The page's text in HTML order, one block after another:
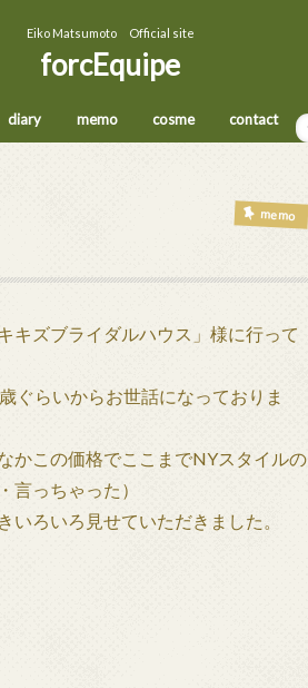
Eiko Matsumoto Official site
forcEquipe
diary memo cosme contact
memo
キズブライダルハウス」様に行って
ぐらいからお世話になっておりま
かこの価格でここまでNYスタイルの
っちゃった）
ろいろ見せていただきました。